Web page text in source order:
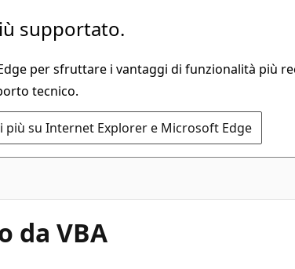
supportato.
per sfruttare i vantaggi di funzionalità più
tecnico.
più su Internet Explorer e Microsoft Edge
da VBA